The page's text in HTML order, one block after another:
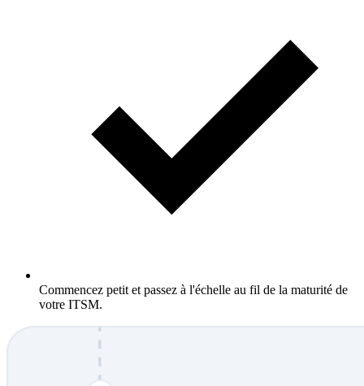
Commencez petit et passez à l'échelle au fil de la maturité de
votre ITSM.